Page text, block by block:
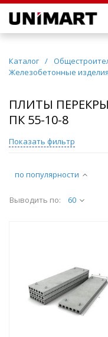
Каталог /
Железобетонные изделия
ПЛИТЫ
ПК 55-10-8
по популярности
Выводить по: 60
Показать фильтр